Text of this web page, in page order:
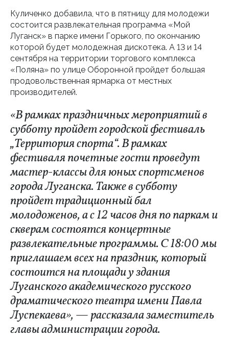
Куличенко добавила, что в пятницу для молодежи
состоится развлекательная программа «Мой
Луганск» в парке имени Горького, по окончанию
которой будет молодежная дискотека. А 13 и 14
сентября на территории торгового комплекса
«Поляна» по улице Оборонной пройдет большая
продовольственная ярмарка от местных
производителей.
«В рамках праздничных мероприятий в
субботу пройдет городской фестиваль
„Территория спорта“. В рамках
фестиваля почетные гости проведут
мастер-классы для юных спортсменов
города Луганска. Также в субботу
пройдет традиционный бал
молодоженов, а с 12 часов дня по паркам и
скверам состоятся концертные
развлекательные программы. С 18:00 мы
приглашаем всех на праздник, который
состоится на площади у здания
Луганского академического русского
драматического театра имени Павла
Луспекаева», — рассказала заместитель
главы администрации города.